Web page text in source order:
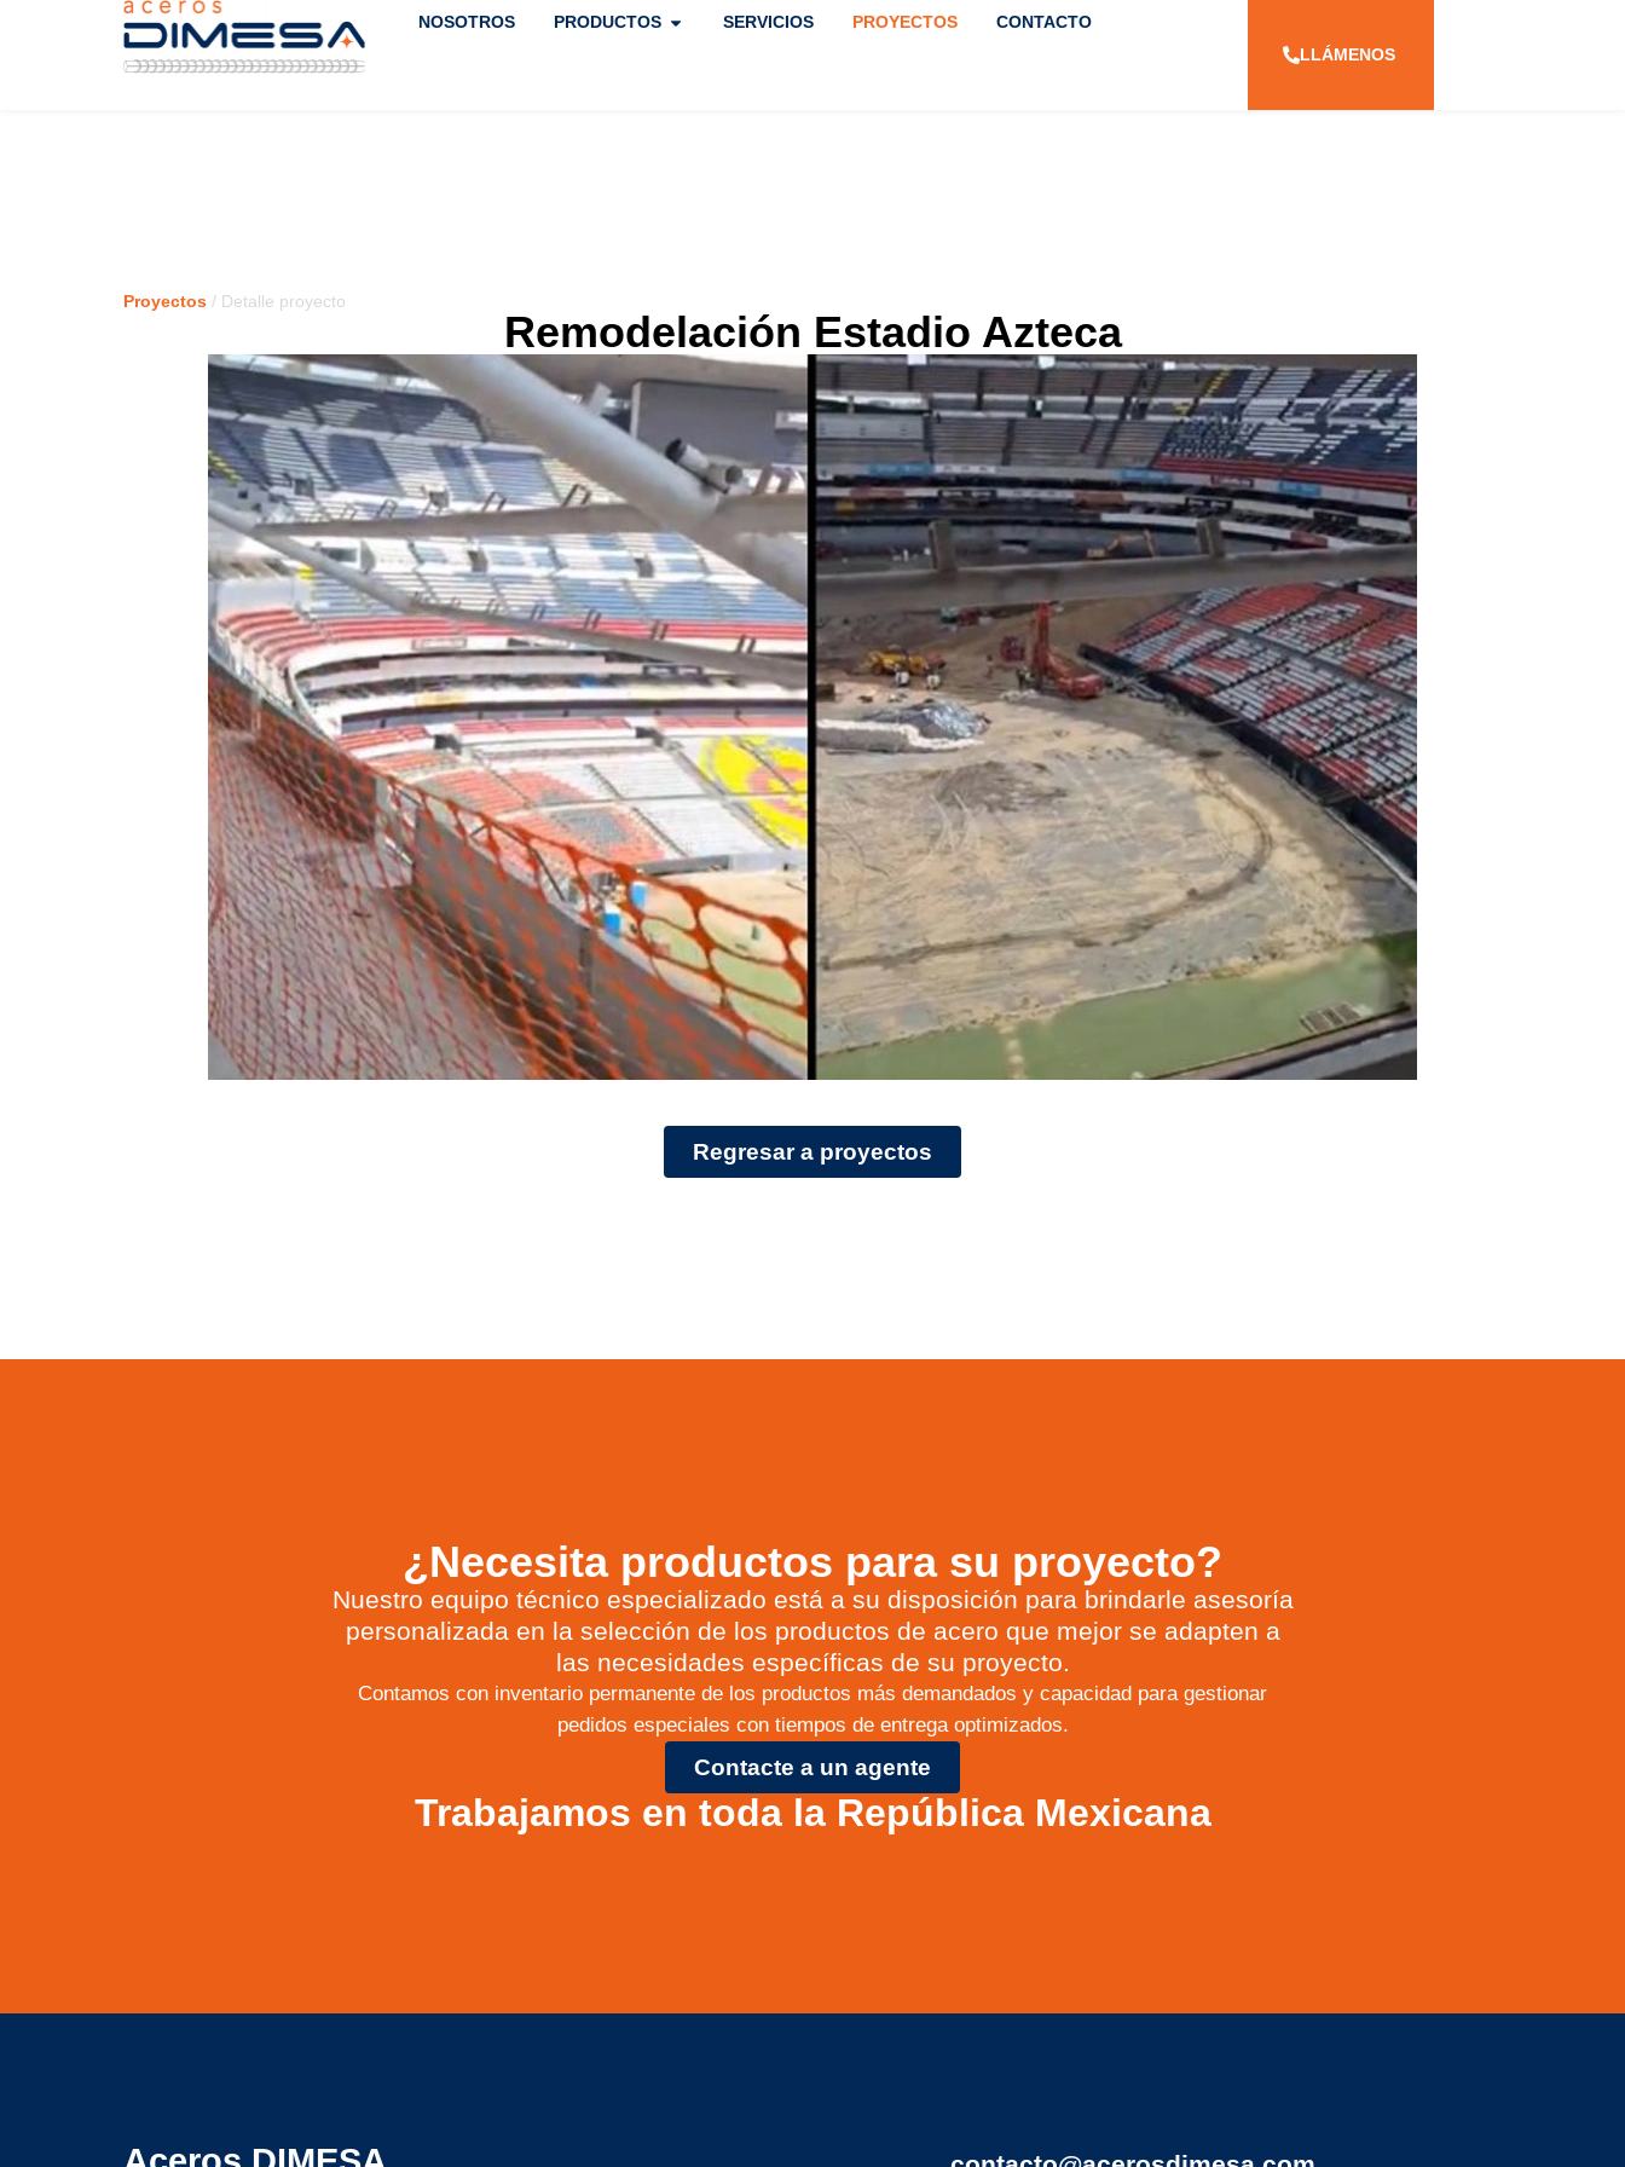
NOSOTROS PRODUCTOS SERVICIOS PROYECTOS
CONTACTO
LLÁMENOS
Proyectos / Detalle proyecto
Remodelación Estadio Azteca
Regresar a proyectos
¿Necesita productos para su proyecto?
Nuestro equipo técnico especializado está a su disposición para brindarle asesoría
personalizada en la selección de los productos de acero que mejor se adapten a
las necesidades específicas de su proyecto.
Contamos con inventario permanente de los productos más demandados y capacidad para gestionar
pedidos especiales con tiempos de entrega optimizados.
Contacte a un agente
Trabajamos en toda la República Mexicana